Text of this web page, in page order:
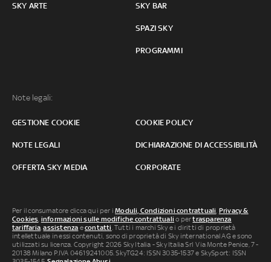
SKY ARTE SKY BAR
SPAZI SKY
PROGRAMMI
Note legali:
GESTIONE COOKIE COOKIE POLICY
NOTE LEGALI DICHIARAZIONE DI ACCESSIBILITÀ
OFFERTA SKY MEDIA CORPORATE
Per il consumatore clicca qui per iModuli, Condizioni contrattuali, Privacy &
Cookies, informazioni sulle modifiche contrattuali o pertrasparenza
tariffaria,assistenza econtatti. Tutti i marchi Sky e i diritti di proprietà
intellettuale in essi contenuti, sono di proprietà di Sky international AG e sono
utilizzati su licenza. Copyright 2026 Sky Italia - Sky Italia Srl Via Monte Penice, 7 -
20138 Milano P.IVA 04619241005. SkyTG24: ISSN 3035-1537 e SkySport: ISSN